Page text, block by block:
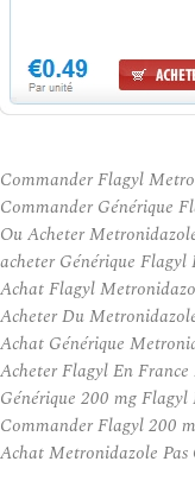
Commander Flagyl
Commander Générique
Ou Acheter
acheter Générique Flagyl
Achat Flagyl
Acheter Du
Achat Générique
Acheter Flagyl En France
Générique 200 mg Flagyl
Commander Flagyl 200
Achat Metronidazole Pas